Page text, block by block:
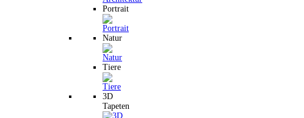
Portrait
Natur
Tiere
3D
Tapeten